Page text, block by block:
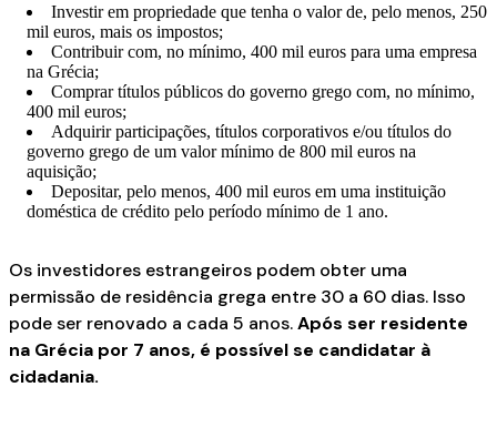
Investir em propriedade que tenha o valor de, pelo menos, 250
mil euros, mais os impostos;
Contribuir com, no mínimo, 400 mil euros para uma empresa
na Grécia;
Comprar títulos públicos do governo grego com, no mínimo,
400 mil euros;
Adquirir participações, títulos corporativos e/ou títulos do
governo grego de um valor mínimo de 800 mil euros na
aquisição;
Depositar, pelo menos, 400 mil euros em uma instituição
doméstica de crédito pelo período mínimo de 1 ano.
Os investidores estrangeiros podem obter uma
permissão de residência grega entre 30 a 60 dias. Isso
pode ser renovado a cada 5 anos.Após ser residente
na Grécia por 7 anos, é possível se candidatar à
cidadania.